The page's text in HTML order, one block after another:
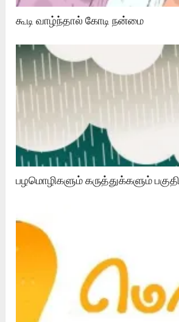
கூடி வாழ்ந்தால் கோடி நன்மை
பழமொழிகளும் கருத்துக்களும்